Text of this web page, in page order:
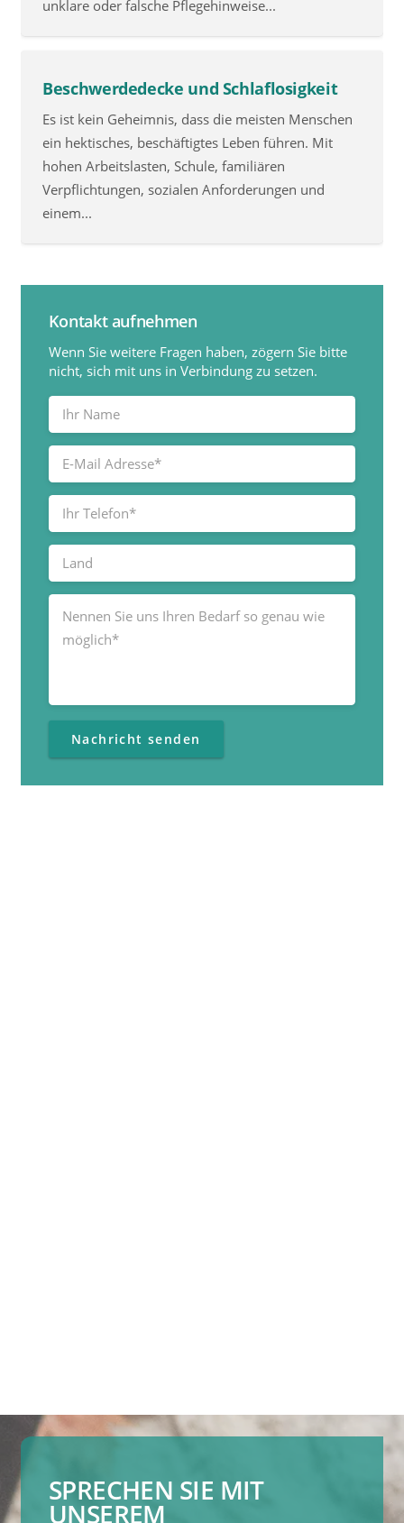
unklare oder falsche Pflegehinweise...
Beschwerdedecke und Schlaflosigkeit
Es ist kein Geheimnis, dass die meisten Menschen
ein hektisches, beschäftigtes Leben führen. Mit
hohen Arbeitslasten, Schule, familiären
Verpflichtungen, sozialen Anforderungen und
einem...
Kontakt aufnehmen
Wenn Sie weitere Fragen haben, zögern Sie bitte
nicht, sich mit uns in Verbindung zu setzen.
SPRECHEN SIE MIT
UNSEREM